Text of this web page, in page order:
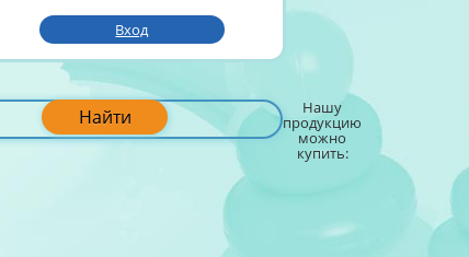
Вход
Найти Нашу
продукцию
можно
купить: